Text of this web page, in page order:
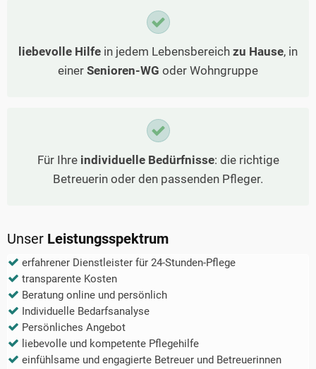
liebevolle Hilfe in jedem Lebensbereich zu Hause, in
einer Senioren-WG oder Wohngruppe
Für Ihre individuelle Bedürfnisse: die richtige
Betreuerin oder den passenden Pfleger.
Unser Leistungsspektrum
erfahrener Dienstleister für 24-Stunden-Pflege
transparente Kosten
Beratung online und persönlich
Individuelle Bedarfsanalyse
Persönliches Angebot
liebevolle und kompetente Pflegehilfe
einfühlsame und engagierte Betreuer und Betreuerinnen